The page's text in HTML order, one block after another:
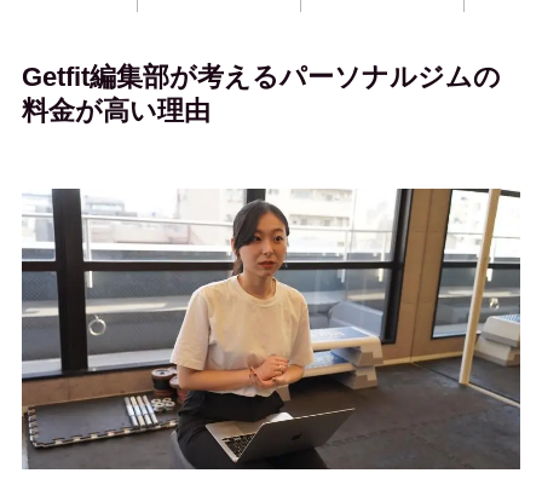
Getfit編集部が考えるパーソナルジムの
料金が高い理由